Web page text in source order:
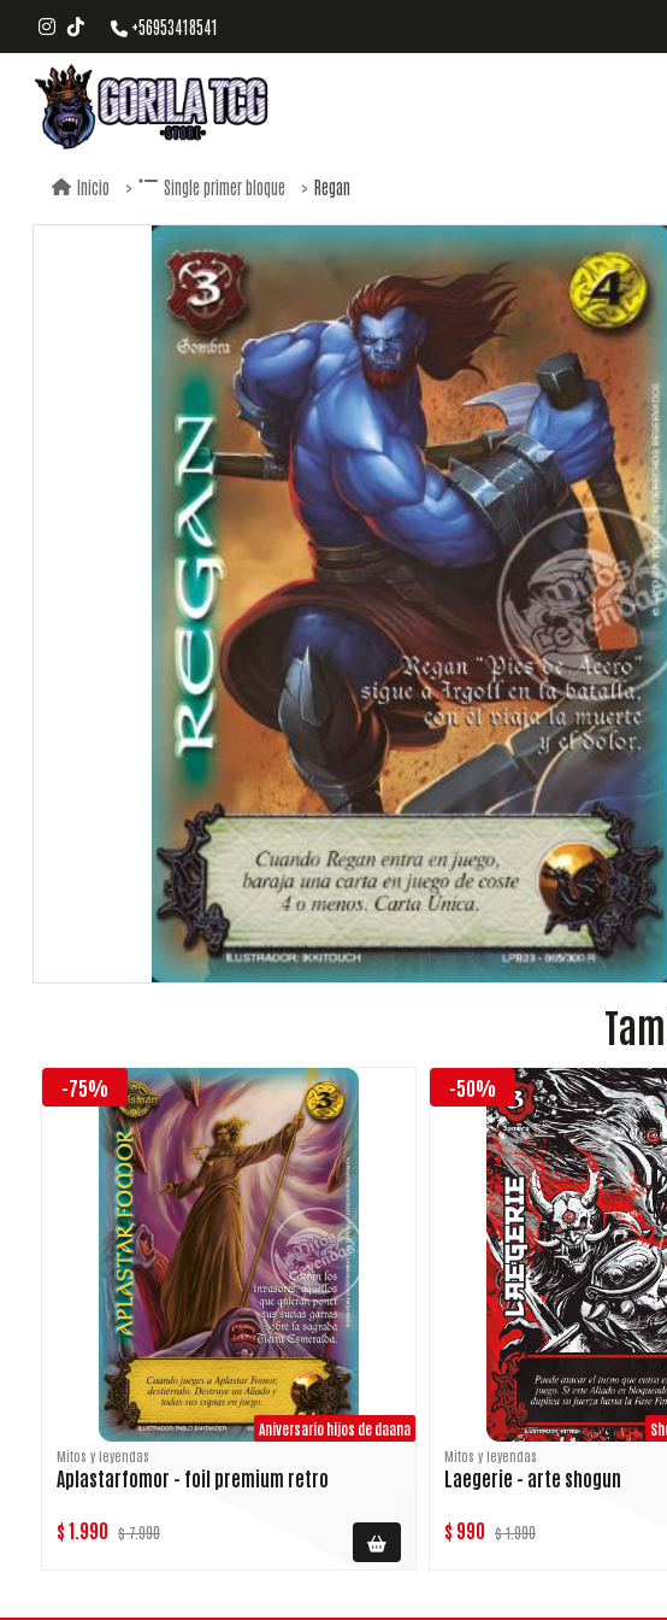
+56953418541
Inicio Single primer bloque Regan
-75%
Aniversario hijos de daana
Mitos y leyendas
Aplastarfomor - foil premium retro
$ 1.990 $ 7.990
-50%
Mitos y leyendas
Laegerie - arte shogun
$ 990 $ 1.990